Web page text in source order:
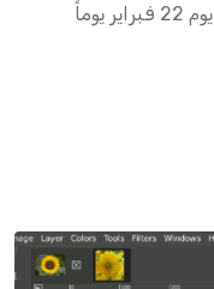
سلمان بن عبدالعزيز آل سعود بأن يكون يوم 22 فبراير يوماً